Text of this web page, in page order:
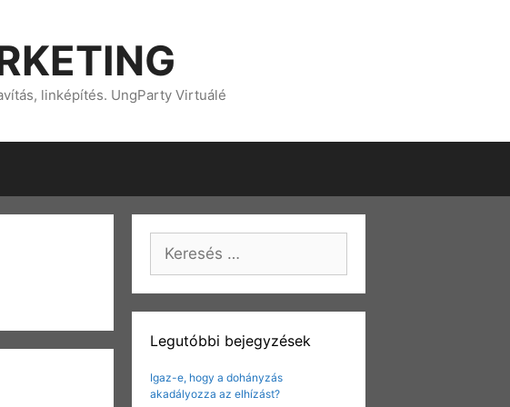
linképítés. UngParty Virtuálé
Keresés:
Legutóbbi bejegyzések
Igaz-e, hogy a dohányzás
akadályozza az elhízást?